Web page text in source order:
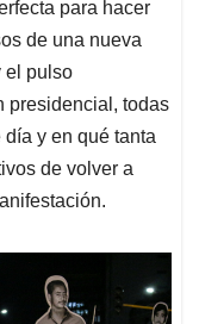
para hacer
de una nueva
el pulso
presidencial, todas
y en qué tanta
de volver a